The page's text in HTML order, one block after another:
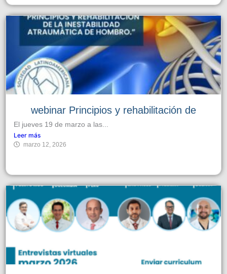
webinar Principios y rehabilitación de
El jueves 19 de marzo a las...
Leer más
marzo 12, 2026